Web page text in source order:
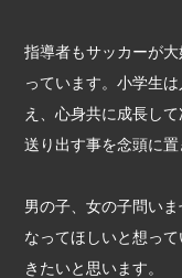
指導者もサッカーが
っています。小学生
え、心身共に成長し
送り出す事を念頭に置
男の子、女の子問い
なってほしいと想っ
きたいと思います。